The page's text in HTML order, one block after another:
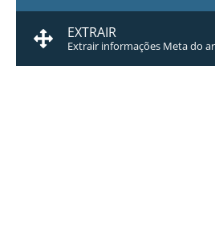
EXTRAIR
Extrair informações Meta do